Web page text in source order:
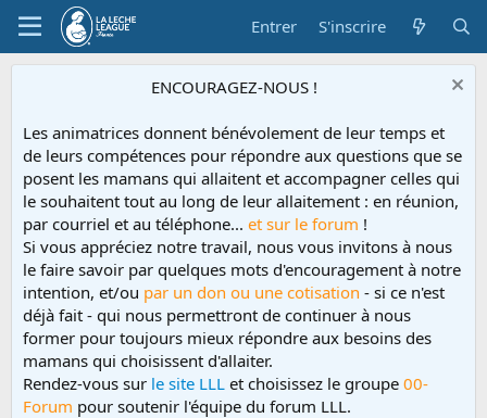
Entrer S'inscrire
ENCOURAGEZ-NOUS !
Les animatrices donnent bénévolement de leur temps et
de leurs compétences pour répondre aux questions que se
posent les mamans qui allaitent et accompagner celles qui
le souhaitent tout au long de leur allaitement : en réunion,
par courriel et au téléphone... et sur le forum !
Si vous appréciez notre travail, nous vous invitons à nous
le faire savoir par quelques mots d'encouragement à notre
intention, et/ou par un don ou une cotisation - si ce n'est
déjà fait - qui nous permettront de continuer à nous
former pour toujours mieux répondre aux besoins des
mamans qui choisissent d'allaiter.
Rendez-vous sur le site LLL et choisissez le groupe 00-
Forum pour soutenir l'équipe du forum LLL.